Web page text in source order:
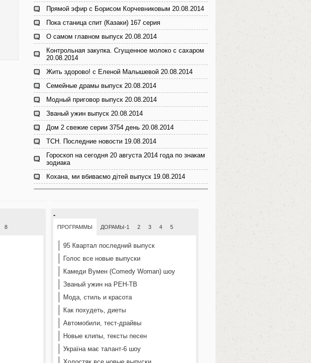
Прямой эфир с Борисом Корчевниковым 20.08.2014
Пока станица спит (Казаки) 167 серия
О самом главном выпуск 20.08.2014
Контрольная закупка. Сгущенное молоко с сахаром
20.08.2014
Жить здорово! с Еленой Малышевой 20.08.2014
Семейные драмы выпуск 20.08.2014
Модный приговор выпуск 20.08.2014
Званый ужин выпуск 20.08.2014
Дом 2 свежие серии 3754 день 20.08.2014
ТСН. Последние новости 19.08.2014
Гороскоп на сегодня 20 августа 2014 года по знакам
зодиака
Кохана, ми вбиваємо дітей выпуск 19.08.2014
8
-
ПРОГРАММЫ ДОРАМЫ-1 2 3 4 5
95 Квартал последний выпуск
Голос все новые выпуски
Камеди Вумен (Comedy Woman) шоу
Званый ужин на РЕН-ТВ
Мода, стиль и красота
Как похудеть, диеты
Автомобили, тест-драйвы
Новые клипы, тексты песен
Україна має талант-6 шоу